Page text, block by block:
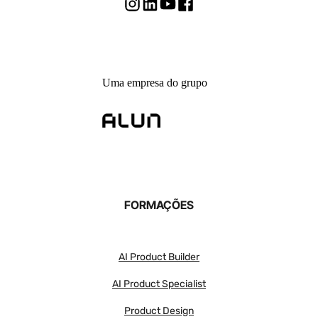
Uma empresa do grupo
FORMAÇÕES
AI Product Builder
AI Product Specialist
Product Design